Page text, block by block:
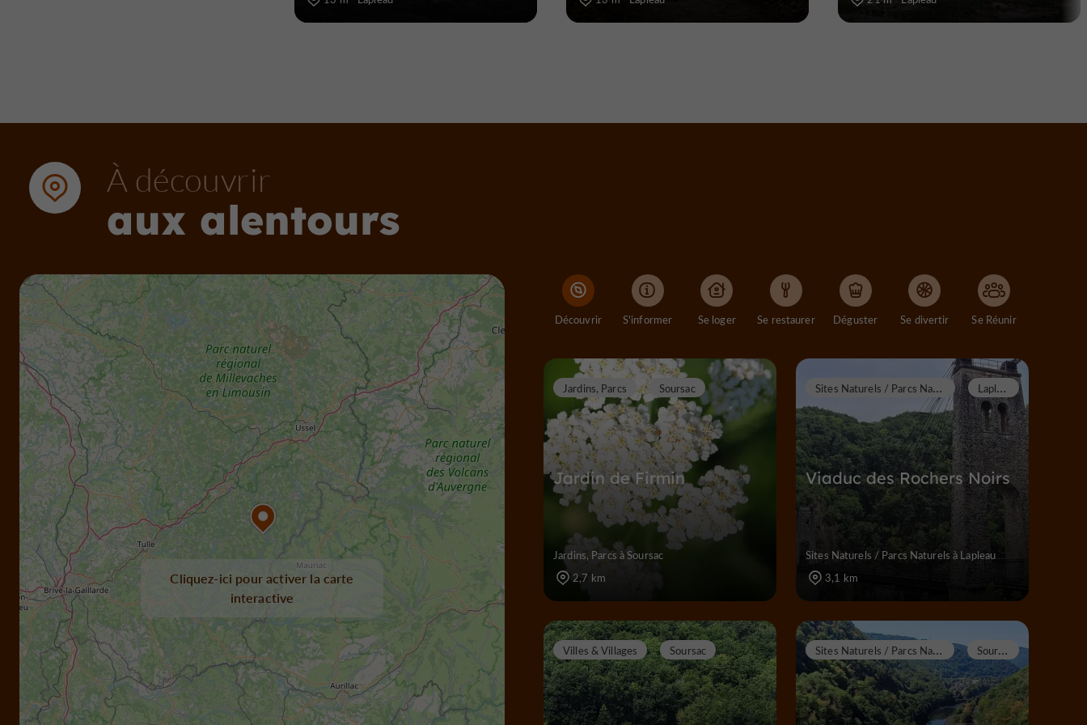
À découvrir
aux alentours
Cliquez-ici pour activer la carte
interactive
Découvrir S'informer Se loger Se restaurer Déguster Se divertir Se Réunir
Jardin de Firmin
Jardins, Parcs Soursac
Jardins, Parcs à Soursac
2,7 km
Viaduc des Rochers Noirs
S
ites Naturels / Parcs Naturels L
apleau
Sites Naturels / Parcs Naturels à Lapleau
3,1 km
Villes & Villages Soursac S
ites Naturels / Parcs Naturels S
oursac